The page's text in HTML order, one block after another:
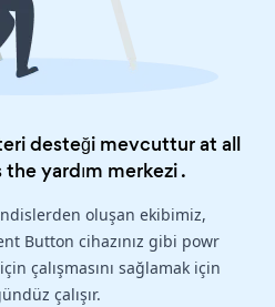
desteği mevcuttur at all
theyardım merkezi.
oluşan ekibimiz,
Button cihazınız gibi powr
çalışmasını sağlamak için
çalışır.